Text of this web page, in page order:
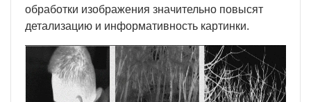
обработки изображения значительно повысят
детализацию и информативность картинки.